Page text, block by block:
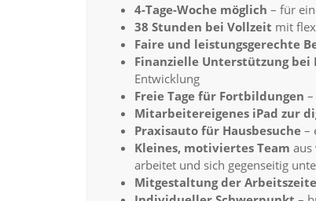
4-Tage-Woche möglich – für
38 Stunden bei Vollzeit mit
Faire und leistungsgerechte
Finanzielle Unterstützung
Entwicklung
Freie Tage für Fortbildungen
Mitarbeitereigenes iPad zur
Praxisauto für Hausbesuche–
Kleines, motiviertes Team aus
arbeitet und sich gegenseitig
Mitgestaltung der